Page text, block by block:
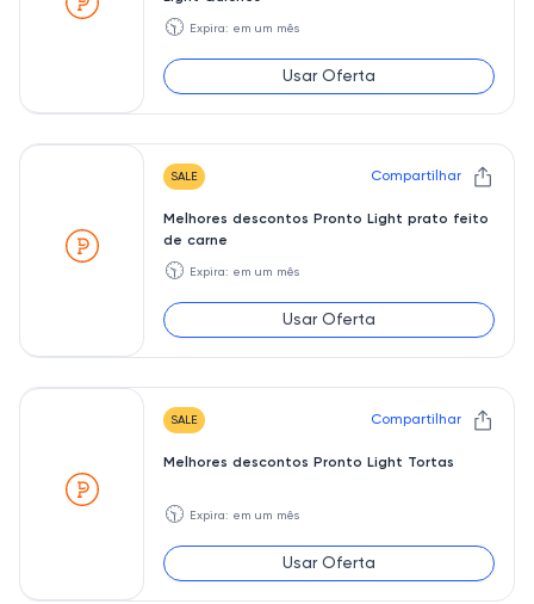
🕥 Expira: em um mês
Usar Oferta
SALE Compartilhar
Melhores descontos Pronto Light prato feito
de carne
🕥 Expira: em um mês
Usar Oferta
SALE Compartilhar
Melhores descontos Pronto Light Tortas
🕥 Expira: em um mês
Usar Oferta